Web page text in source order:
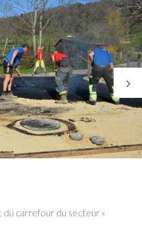
du carrefour du secteur «